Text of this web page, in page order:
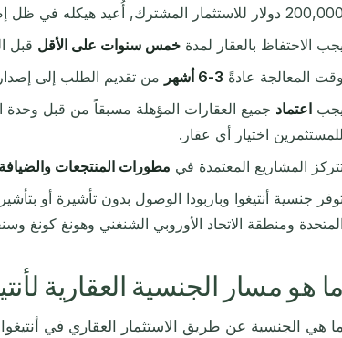
دولار للاستثمار المشترك, أُعيد هيكله في ظل إصلاحات 2024-2025).
الاحتفاظ بالعقار لمدة خمس سنوات على الأقل قبل
المعالجة عادةً 3-6 أشهر
من تقديم الطلب إلى
اعتماد
اختيار أي عقار.
المشاريع المعتمدة في مطورات المنتجعات
جنسية أنتيغوا وباربودا الوصول بدون تأشيرة أو
ومنطقة الاتحاد الأوروبي الشنغني وهونغ كونغ
هو مسار الجنسية العقارية
هي الجنسية عن طريق الاستثمار العقاري في